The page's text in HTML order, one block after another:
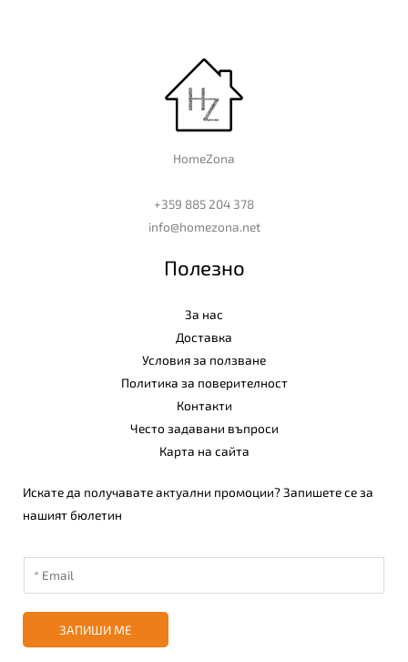
HomeZona
+359 885 204 378
info@homezona.net
Полезно
За нас
Доставка
Условия за ползване
Политика за поверителност
Контакти
Често задавани въпроси
Карта на сайта
Искате да получавате актуални промоции? Запишете се за
нашият бюлетин
ЗАПИШИ МЕ